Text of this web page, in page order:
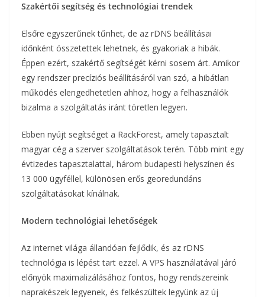
Szakértői segítség és technológiai trendek
Elsőre egyszerűnek tűnhet, de az rDNS beállításai
időnként összetettek lehetnek, és gyakoriak a hibák.
Éppen ezért, szakértő segítségét kérni sosem árt. Amikor
egy rendszer precíziós beállításáról van szó, a hibátlan
működés elengedhetetlen ahhoz, hogy a felhasználók
bizalma a szolgáltatás iránt töretlen legyen.
Ebben nyújt segítséget a RackForest, amely tapasztalt
magyar cég a szerver szolgáltatások terén. Több mint egy
évtizedes tapasztalattal, három budapesti helyszínen és
13 000 ügyféllel, különösen erős georedundáns
szolgáltatásokat kínálnak.
Modern technológiai lehetőségek
Az internet világa állandóan fejlődik, és az rDNS
technológia is lépést tart ezzel. A VPS használatával járó
előnyök maximalizálásához fontos, hogy rendszereink
naprakészek legyenek, és felkészültek legyünk az új